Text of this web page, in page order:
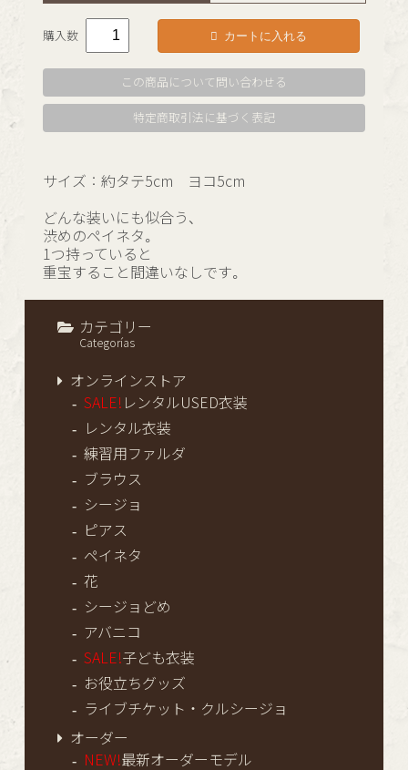
カテゴリー
Categorías
オンラインストア
SALE! レンタルUSED衣装
レンタル衣装
練習用ファルダ
ブラウス
シージョ
ピアス
ペイネタ
花
シージョどめ
アバニコ
SALE!子ども衣装
お役立ちグッズ
ライブチケット・クルシージョ
オーダー
NEW!最新オーダーモデル
購入数 カートに入れる
この商品について問い合わせる
特定商取引法に基づく表記
サイズ：約タテ5cm ヨコ5cm
どんな装いにも似合う、
渋めのペイネタ。
1つ持っていると
重宝すること間違いなしです。